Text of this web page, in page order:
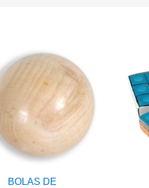
BOLAS DE